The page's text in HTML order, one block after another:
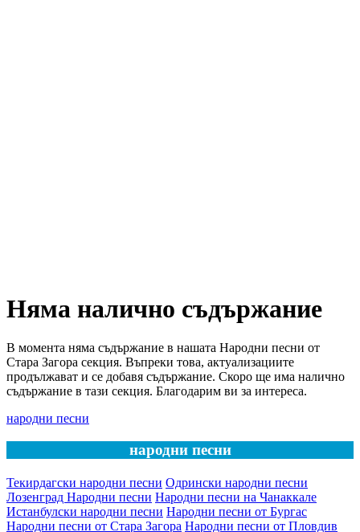
Няма налично съдържание
В момента няма съдържание в нашата Народни песни от
Стара Загора секция. Въпреки това, актуализациите
продължават и се добавя съдържание. Скоро ще има налично
съдържание в тази секция. Благодарим ви за интереса.
народни песни
народни песни
Текирдагски народни песни Одрински народни песни
Лозенград Народни песни Народни песни на Чанаккале
Истанбулски народни песни Народни песни от Бургас
Народни песни от Стара Загора Народни песни от Пловдив